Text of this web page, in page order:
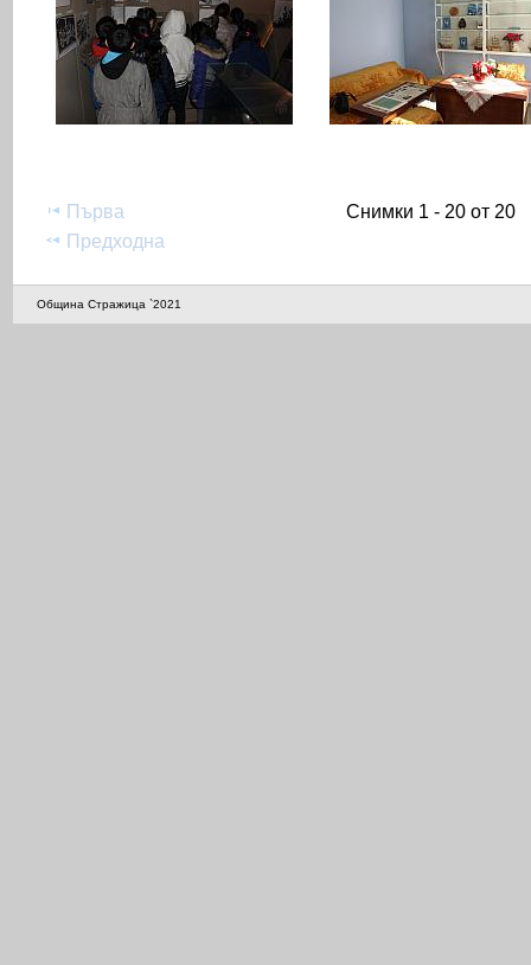
Първа
Предходна
Снимки 1 - 20 от 20
Община Стражица `2021